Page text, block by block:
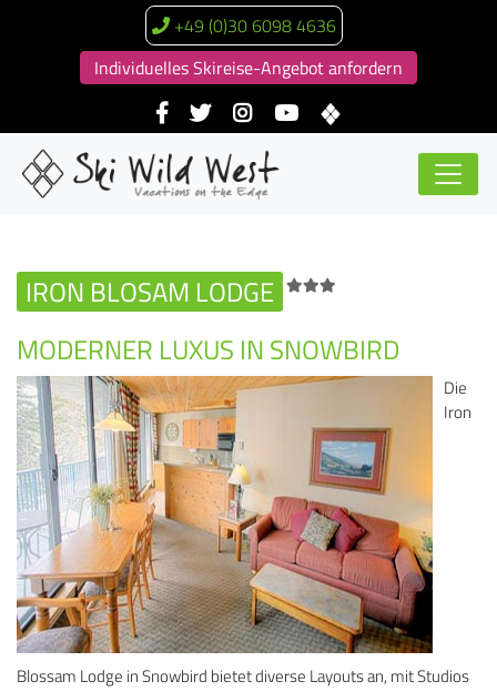
+49 (0)30 6098 4636
Individuelles Skireise-Angebot anfordern
IRON BLOSAM LODGE
MODERNER LUXUS IN SNOWBIRD
Die
Iron
Blossam Lodge in Snowbird bietet diverse Layouts an, mit Studios